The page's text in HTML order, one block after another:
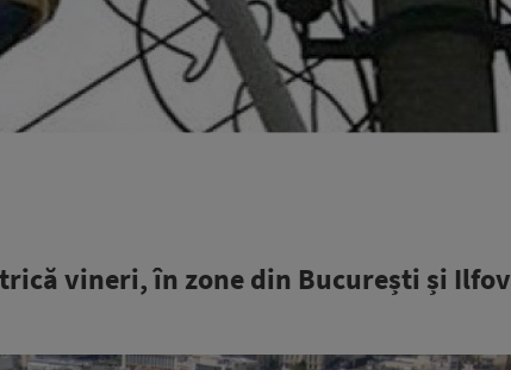
vineri, în zone din București și Ilfov